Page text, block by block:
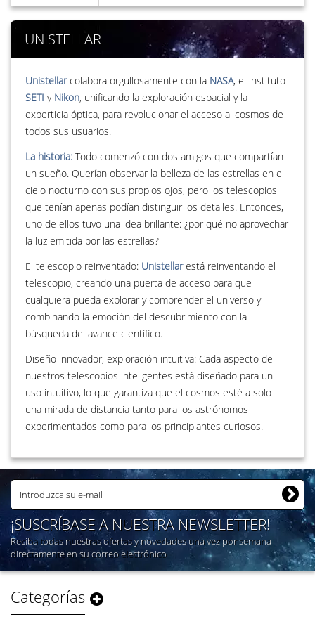
UNISTELLAR
Unistellarcolabora orgullosamente con la NASA, el instituto
SETI y Nikon, unificando la exploración espacial y la
experticia óptica, para revolucionar el acceso al cosmos de
todos sus usuarios.
La historia: Todo comenzó con dos amigos que compartían
un sueño. Querían observar la belleza de las estrellas en el
cielo nocturno con sus propios ojos, pero los telescopios
que tenían apenas podían distinguir los detalles. Entonces,
uno de ellos tuvo una idea brillante: ¿por qué no aprovechar
la luz emitida por las estrellas?
El telescopio reinventado: Unistellarestá reinventando el
telescopio, creando una puerta de acceso para que
cualquiera pueda explorar y comprender el universo y
combinando la emoción del descubrimiento con la
búsqueda del avance científico.
Diseño innovador, exploración intuitiva: Cada aspecto de
nuestros telescopios inteligentes está diseñado para un
uso intuitivo, lo que garantiza que el cosmos esté a solo
una mirada de distancia tanto para los astrónomos
experimentados como para los principiantes curiosos.
¡SUSCRÍBASE A NUESTRA NEWSLETTER!
Reciba todas nuestras ofertas y novedades una vez por semana
directamente en su correo electrónico
Categorías